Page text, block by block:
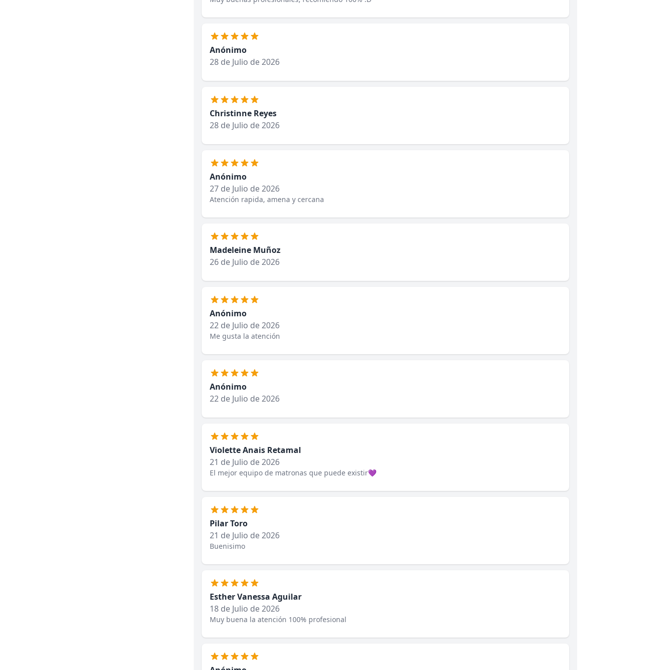
Anónimo
28 de Julio de 2026
Christinne Reyes
28 de Julio de 2026
Anónimo
27 de Julio de 2026
Atención rapida, amena y cercana
Madeleine Muñoz
26 de Julio de 2026
Anónimo
22 de Julio de 2026
Me gusta la atención
Anónimo
22 de Julio de 2026
Violette Anais Retamal
21 de Julio de 2026
El mejor equipo de matronas que puede existir💜
Pilar Toro
21 de Julio de 2026
Buenisimo
Esther Vanessa Aguilar
18 de Julio de 2026
Muy buena la atención 100% profesional